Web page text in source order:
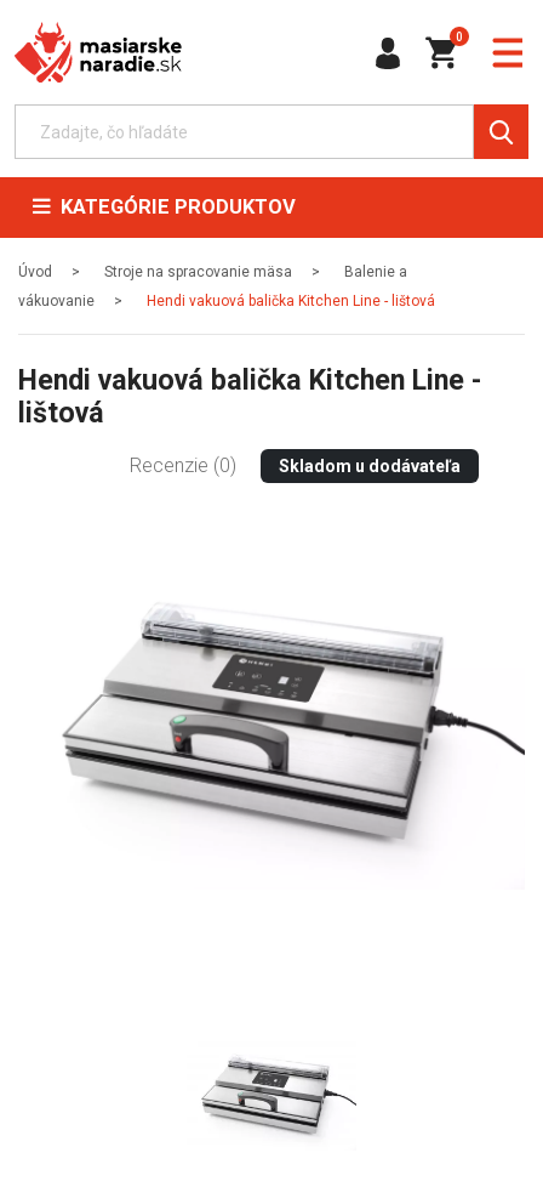
0
KATEGÓRIE PRODUKTOV
Úvod Stroje na spracovanie mäsa
Balenie a
vákuovanie
Hendi vakuová balička Kitchen Line - lištová
Hendi vakuová balička Kitchen Line -
lištová
Recenzie (0) Skladom u dodávateľa